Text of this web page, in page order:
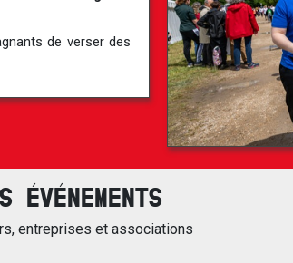
de verser des
ÉVÉNEMENTS
entreprises et associations